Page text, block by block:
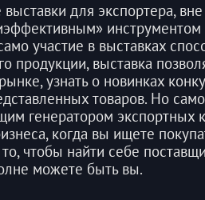
для экспортера,
инструментом
участие в выставках
продукции, выставка
узнать о новинках
товаров. Но
генератором экспортных
когда вы ищете
то, чтобы найти себе
можете быть вы.